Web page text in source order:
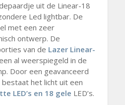
uit de Linear-18
Led lightbar. De
met een zeer
ontwerp. De
van de Lazer Linear-
al weerspiegeld in de
Door een geavanceerd
het licht uit een
LED’s en 18 gele LED’s.